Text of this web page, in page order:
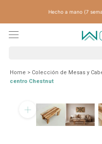
Hecho a mano (7
Home > Colección de Mesas y
centro Chestnut